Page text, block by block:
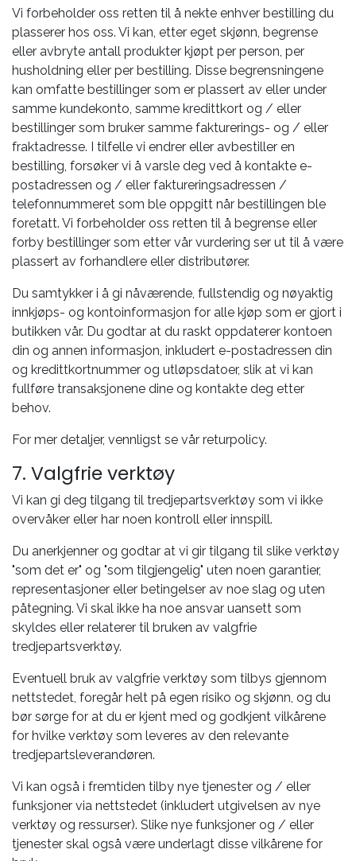
Vi forbeholder oss retten til å nekte enhver bestilling du
plasserer hos oss. Vi kan, etter eget skjønn, begrense
eller avbryte antall produkter kjøpt per person, per
husholdning eller per bestilling. Disse begrensningene
kan omfatte bestillinger som er plassert av eller under
samme kundekonto, samme kredittkort og / eller
bestillinger som bruker samme fakturerings- og / eller
fraktadresse. I tilfelle vi endrer eller avbestiller en
bestilling, forsøker vi å varsle deg ved å kontakte e-
postadressen og / eller faktureringsadressen /
telefonnummeret som ble oppgitt når bestillingen ble
foretatt. Vi forbeholder oss retten til å begrense eller
forby bestillinger som etter vår vurdering ser ut til å være
plassert av forhandlere eller distributører.
Du samtykker i å gi nåværende, fullstendig og nøyaktig
innkjøps- og kontoinformasjon for alle kjøp som er gjort i
butikken vår. Du godtar at du raskt oppdaterer kontoen
din og annen informasjon, inkludert e-postadressen din
og kredittkortnummer og utløpsdatoer, slik at vi kan
fullføre transaksjonene dine og kontakte deg etter
behov.
For mer detaljer, vennligst se vår returpolicy.
7. Valgfrie verktøy
Vi kan gi deg tilgang til tredjepartsverktøy som vi ikke
overvåker eller har noen kontroll eller innspill.
Du anerkjenner og godtar at vi gir tilgang til slike verktøy
"som det er" og "som tilgjengelig" uten noen garantier,
representasjoner eller betingelser av noe slag og uten
påtegning. Vi skal ikke ha noe ansvar uansett som
skyldes eller relaterer til bruken av valgfrie
tredjepartsverktøy.
Eventuell bruk av valgfrie verktøy som tilbys gjennom
nettstedet, foregår helt på egen risiko og skjønn, og du
bør sørge for at du er kjent med og godkjent vilkårene
for hvilke verktøy som leveres av den relevante
tredjepartsleverandøren.
Vi kan også i fremtiden tilby nye tjenester og / eller
funksjoner via nettstedet (inkludert utgivelsen av nye
verktøy og ressurser). Slike nye funksjoner og / eller
tjenester skal også være underlagt disse vilkårene for